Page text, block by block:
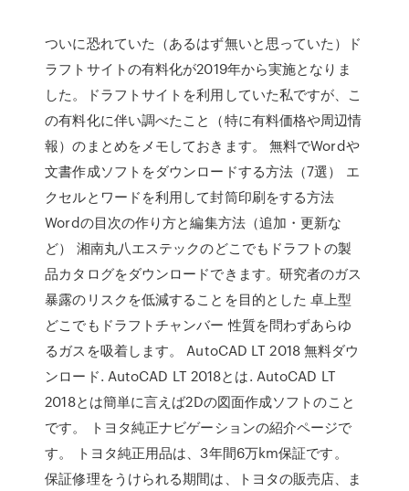
ついに恐れていた（あるはず無いと思っていた）ド
ラフトサイトの有料化が2019年から実施となりま
した。ドラフトサイトを利用していた私ですが、こ
の有料化に伴い調べたこと（特に有料価格や周辺情
報）のまとめをメモしておきます。 無料でWordや
文書作成ソフトをダウンロードする方法（7選） エ
クセルとワードを利用して封筒印刷をする方法
Wordの目次の作り方と編集方法（追加・更新な
ど） 湘南丸八エステックのどこでもドラフトの製
品カタログをダウンロードできます。研究者のガス
暴露のリスクを低減することを目的とした 卓上型
どこでもドラフトチャンバー 性質を問わずあらゆ
るガスを吸着します。 AutoCAD LT 2018 無料ダウ
ンロード. AutoCAD LT 2018とは. AutoCAD LT
2018とは簡単に言えば2Dの図面作成ソフトのこと
です。 トヨタ純正ナビゲーションの紹介ページで
す。 トヨタ純正用品は、3年間6万km保証です。
保証修理をうけられる期間は、トヨタの販売店、ま